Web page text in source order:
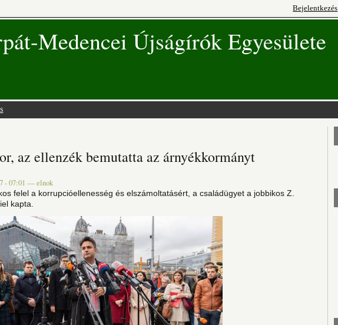
Bejelentkezés
Medencei Újságírók Egyesülete
az ellenzék bemutatta az árnyékkormányt
- 07:01 —elnok
felel a korrupcióellenesség és elszámoltatásért, a családügyet a jobbikos Z.
kapta.